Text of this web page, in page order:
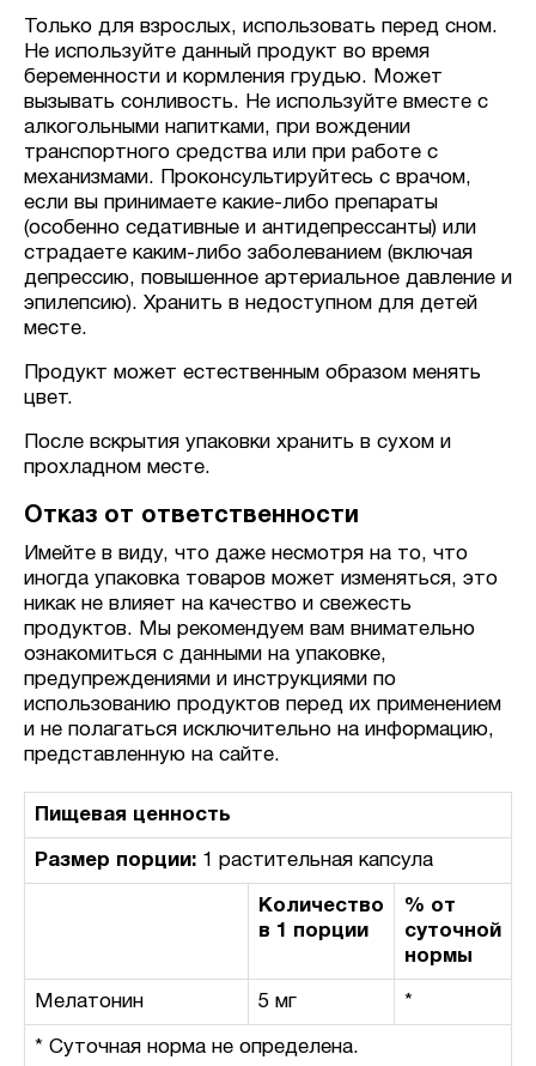
Только для взрослых, использовать перед сном.
Не используйте данный продукт во время
беременности и кормления грудью. Может
вызывать сонливость. Не используйте вместе с
алкогольными напитками, при вождении
транспортного средства или при работе с
механизмами. Проконсультируйтесь с врачом,
если вы принимаете какие-либо препараты
(особенно седативные и антидепрессанты) или
страдаете каким-либо заболеванием (включая
депрессию, повышенное артериальное давление и
эпилепсию). Хранить в недоступном для детей
месте.
Продукт может естественным образом менять
цвет.
После вскрытия упаковки хранить в сухом и
прохладном месте.
Отказ от ответственности
Имейте в виду, что даже несмотря на то, что
иногда упаковка товаров может изменяться, это
никак не влияет на качество и свежесть
продуктов. Мы рекомендуем вам внимательно
ознакомиться с данными на упаковке,
предупреждениями и инструкциями по
использованию продуктов перед их применением
и не полагаться исключительно на информацию,
представленную на сайте.
Пищевая ценность
Размер порции: 1 растительная капсула
Количество
в 1 порции
% от
суточной
нормы
Мелатонин 5 мг *
* Суточная норма не определена.